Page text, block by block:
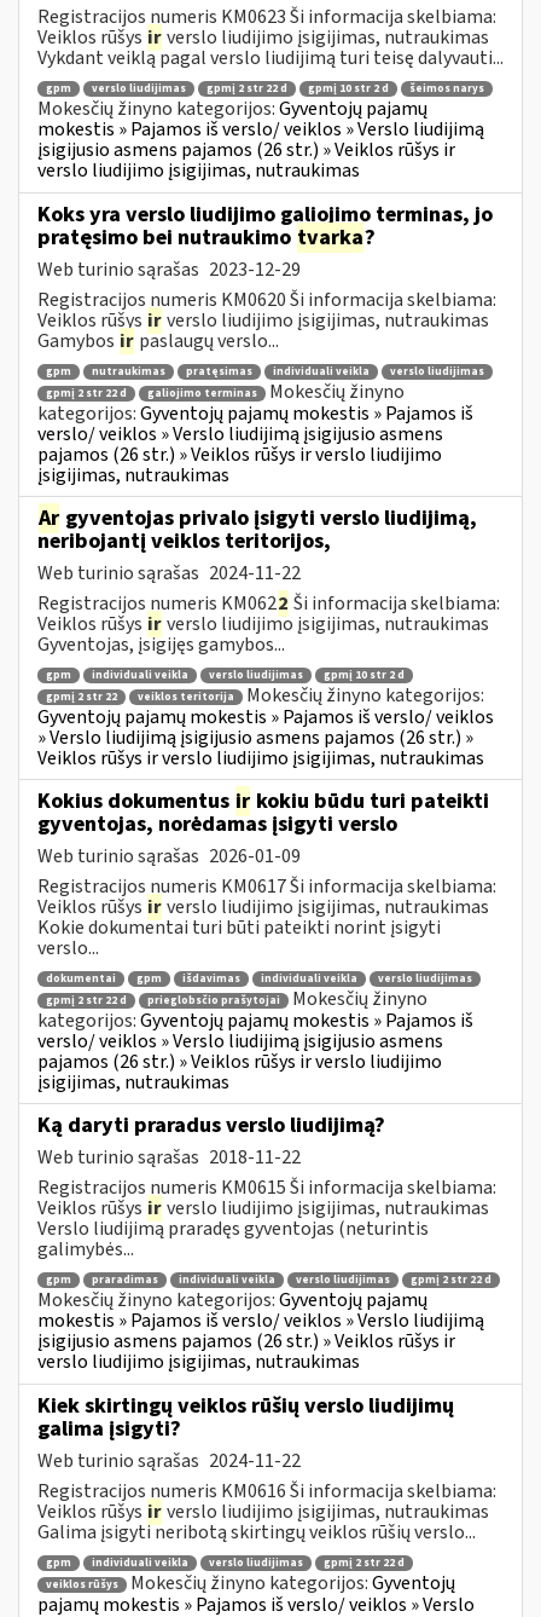
Registracijos numeris KM0623 Ši informacija skelbiama:
Veiklos rūšys irverslo liudijimo įsigijimas, nutraukimas
Vykdant veiklą pagal verslo liudijimą turi teisę dalyvauti...
gpm verslo liudijimas gpmį 2 str 22 d gpmį 10 str 2 d šeimos narys
Mokesčių žinyno kategorijos:Gyventojų pajamų
mokestis » Pajamos iš verslo/ veiklos » Verslo liudijimą
įsigijusio asmens pajamos (26 str.) » Veiklos rūšys ir
verslo liudijimo įsigijimas, nutraukimas
Koks yra verslo liudijimo galiojimo terminas, jo
pratęsimo bei nutraukimo tvarka?
Web turinio sąrašas 2023-12-29
Registracijos numeris KM0620 Ši informacija skelbiama:
Veiklos rūšys irverslo liudijimo įsigijimas, nutraukimas
Gamybos ir paslaugų verslo...
gpm nutraukimas pratęsimas individuali veikla
verslo liudijimas
gpmį 2 str 22 d
galiojimo terminas
Mokesčių žinyno
kategorijos:Gyventojų pajamų mokestis » Pajamos iš
verslo/ veiklos » Verslo liudijimą įsigijusio asmens
pajamos (26 str.) » Veiklos rūšys ir verslo liudijimo
įsigijimas, nutraukimas
Ar gyventojas privalo įsigyti verslo liudijimą,
neribojantį veiklos teritorijos,
Web turinio sąrašas 2024-11-22
Registracijos numeris KM0622 Ši informacija skelbiama:
Veiklos rūšys irverslo liudijimo įsigijimas, nutraukimas
Gyventojas, įsigijęs gamybos...
gpm individuali veikla verslo liudijimas
gpmį 10 str 2 d
gpmį 2 str 22
veiklos teritorija
Mokesčių žinyno kategorijos:
Gyventojų pajamų mokestis » Pajamos iš verslo/ veiklos
» Verslo liudijimą įsigijusio asmens pajamos (26 str.) »
Veiklos rūšys ir verslo liudijimo įsigijimas, nutraukimas
Kokius dokumentus ir kokiu būdu turi pateikti
gyventojas, norėdamas įsigyti verslo
Web turinio sąrašas 2026-01-09
Registracijos numeris KM0617 Ši informacija skelbiama:
Veiklos rūšys irverslo liudijimo įsigijimas, nutraukimas
Kokie dokumentai turi būti pateikti norint įsigyti
verslo...
dokumentai gpm išdavimas individuali veikla
verslo liudijimas
gpmį 2 str 22 d
prieglobsčio prašytojai
Mokesčių žinyno
kategorijos:Gyventojų pajamų mokestis » Pajamos iš
verslo/ veiklos » Verslo liudijimą įsigijusio asmens
pajamos (26 str.) » Veiklos rūšys ir verslo liudijimo
įsigijimas, nutraukimas
Ką daryti praradus verslo liudijimą?
Web turinio sąrašas 2018-11-22
Registracijos numeris KM0615 Ši informacija skelbiama:
Veiklos rūšys irverslo liudijimo įsigijimas, nutraukimas
Verslo liudijimą praradęs gyventojas (neturintis
galimybės...
gpm praradimas individuali veikla verslo liudijimas gpmį 2 str 22 d
Mokesčių žinyno kategorijos:Gyventojų pajamų
mokestis » Pajamos iš verslo/ veiklos » Verslo liudijimą
įsigijusio asmens pajamos (26 str.) » Veiklos rūšys ir
verslo liudijimo įsigijimas, nutraukimas
Kiek skirtingų veiklos rūšių verslo liudijimų
galima įsigyti?
Web turinio sąrašas 2024-11-22
Registracijos numeris KM0616 Ši informacija skelbiama:
Veiklos rūšys irverslo liudijimo įsigijimas, nutraukimas
Galima įsigyti neribotą skirtingų veiklos rūšių verslo...
gpm individuali veikla verslo liudijimas
gpmį 2 str 22 d
veiklos rūšys
Mokesčių žinyno kategorijos:Gyventojų
pajamų mokestis » Pajamos iš verslo/ veiklos » Verslo